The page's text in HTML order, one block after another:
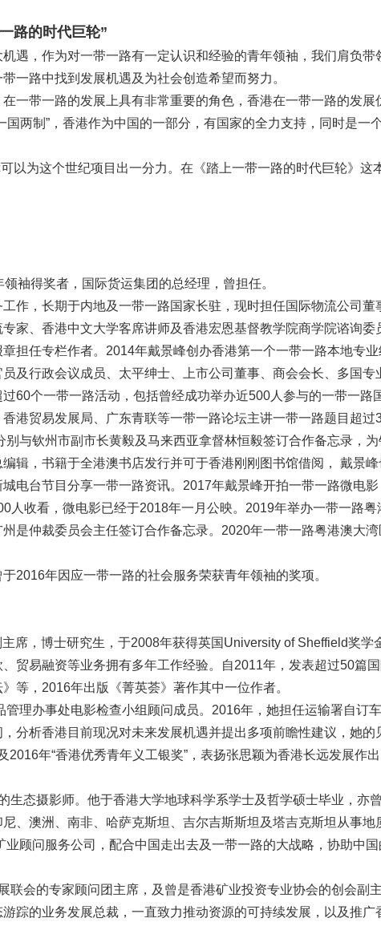
路的时代巨轮”
遇，作为对一带一路有一定认识和经验的青年领袖，我们肩负
一路中找到发展机遇及为社会创造希望而努力。
一带一路的发展上具有非常重要的角色，香港在一带一路的发
两制”，香港作为中国的一部分，有国家的全力支持，同时是
以为这个世纪项目出一分力。在《踏上一带一路的时代巨轮》
袖得奖者，国际货运集团的总经理，曾担任。
作，长期于内地及一带一路国家长驻，现时担任国际物流公司
家、香港中文大学客席讲师及香港宏恩基督教学院商学院谘询委
担任专栏作者。2014年戴景峰创办香港第一个一带一路本地专
及行政会议成员、太平绅士、上市公司董事、商会会长、多国
60个一带一路活动，包括曾经成功举办近500人参与的一带一
港贸易发展局、广东青联等一带一路论坛主讲一带一路题目超
与钦州市副市长黄毅及马来西亚拿督林恒毅签订合作备忘录，
辑，书籍于全港澳书店发行并可于香港刚刚图书馆借阅， 戴景
电台节目分享一带一路资讯。2017年戴景峰开拍一带一路微电
人收看，微电影已经于2018年一月公映。2019年举办一带一路
是仲裁委员会主任签订合作备忘录。2020年一带一路粤港澳大
2016年因应一带一路的社会服务荣获青年领袖的奖项。
席，博士研究生，于2008年获得英国University of Sheffield奖
贸易融资等业务拥有多年工作经验。自2011年，发表超过50篇
等，2016年出版《菁英荟》著作其中一位作者。
理办事处电影检查小组顾问成员。2016年，她担任运输署自订
分析香港目前现况对未来发展机遇并提出多项前瞻性建议，她
2016年“香港优秀青年义工银奖”，表扬张思颖为香港长远发展作
生态摄影师。他于香港大学地球科学系学士及哲学硕士毕业，亦
、澳洲、南非、哈萨克斯坦、吉尔吉斯斯坦及塔吉克斯坦从事
顾问服务公司，配合中国走出去及一带一路的大战略，协助中
联会的专家顾问团主席，及曾是香港矿业投资专业协会的创会副
踪的业务发展总裁，一直致力推动资源的可持续发展，以及推